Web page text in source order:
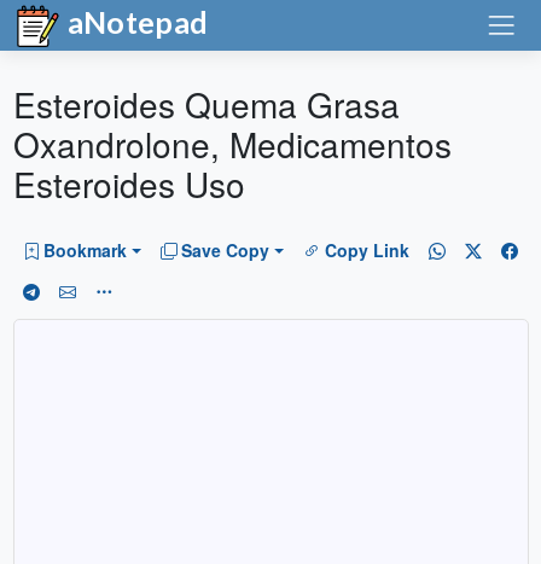
aNotepad
Esteroides Quema Grasa
Oxandrolone, Medicamentos
Esteroides Uso
Bookmark Save Copy Copy Link